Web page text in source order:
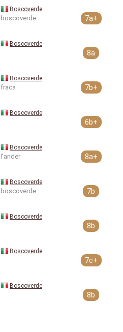
Boscoverde
boscoverde 7a+
Boscoverde
8a
Boscoverde
fraca 7b+
Boscoverde
6b+
Boscoverde
l'ander 8a+
Boscoverde
boscoverde 7b
Boscoverde
8b
Boscoverde
7c+
Boscoverde
8b